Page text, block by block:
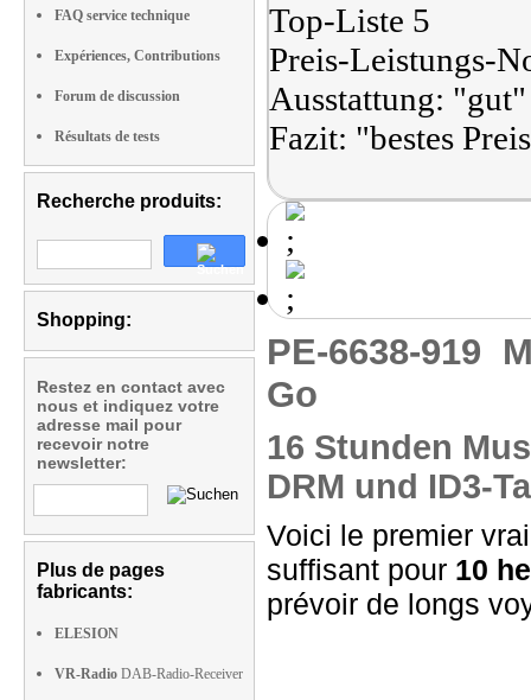
FAQ service technique
Expériences, Contributions
Forum de discussion
Résultats de tests
Recherche produits:
Shopping:
Restez en contact avec
nous et indiquez votre
adresse mail pour
recevoir notre
newsletter:
Plus de pages
fabricants:
ELESION
VR-Radio DAB-Radio-Receiver
Top-Liste 5
Preis-Leistungs-
Ausstattung: "gut"
Fazit: "bestes
PE-6638-919
Go
16 Stunden
DRM und ID3-
Voici le premier
suffisant pour 10
prévoir de longs